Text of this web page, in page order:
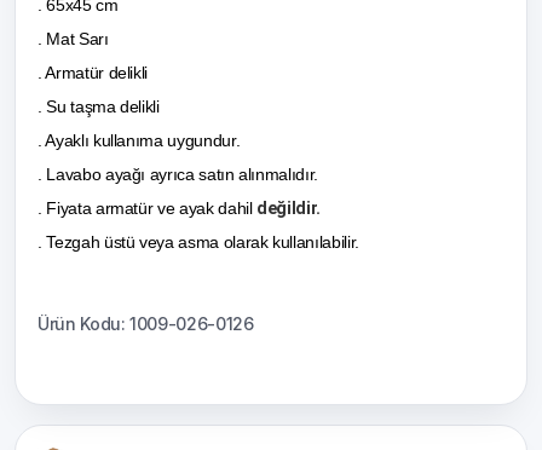
. 65x45 cm
. Mat Sarı
. Armatür delikli
. Su taşma delikli
. Ayaklı kullanıma uygundur.
. Lavabo ayağı ayrıca satın alınmalıdır.
. Fiyata armatür ve ayak dahil değildir.
. Tezgah üstü veya asma olarak kullanılabilir.
Ürün Kodu: 1009-026-0126